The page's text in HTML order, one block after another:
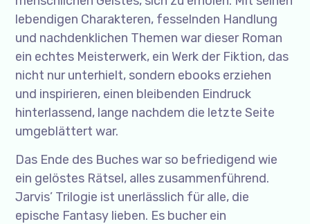
lebendigen Charakteren, fesselnden Handlung
und nachdenklichen Themen war dieser Roman
ein echtes Meisterwerk, ein Werk der Fiktion, das
nicht nur unterhielt, sondern ebooks erziehen
und inspirieren, einen bleibenden Eindruck
hinterlassend, lange nachdem die letzte Seite
umgeblättert war.
Das Ende des Buches war so befriedigend wie
ein gelöstes Rätsel, alles zusammenführend.
Jarvis’ Trilogie ist unerlässlich für alle, die
epische Fantasy lieben. Es bucher ein